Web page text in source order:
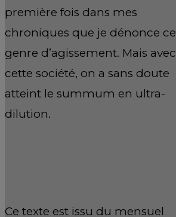
première fois dans mes
chroniques que je dénonce ce
genre d’agissement. Mais avec
cette société, on a sans doute
atteint le summum en ultra-
dilution.
Ce texte est issu du mensuel